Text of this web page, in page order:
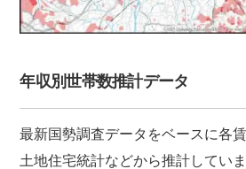
年収別世帯数推計データ
最新国勢調査データをベースに各
土地住宅統計などから推計してい